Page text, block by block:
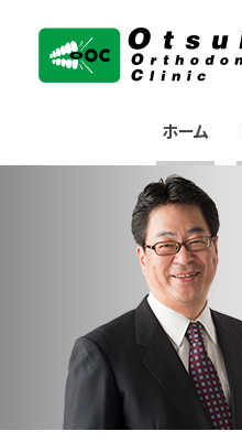
ホーム